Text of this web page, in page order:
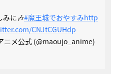
みに🎶#魔王城でおやすみhttp
CNJtCGUHdp
ニメ公式 (@maoujo_anime)